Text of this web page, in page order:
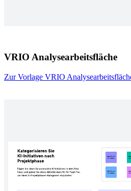
VRIO Analysearbeitsfläche
Zur Vorlage VRIO